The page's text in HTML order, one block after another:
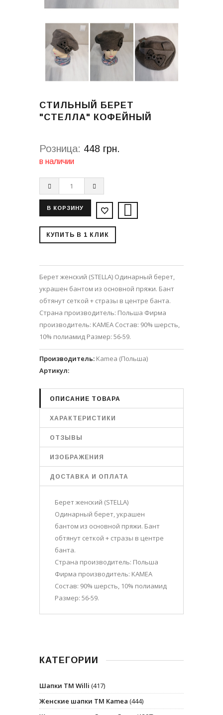
СТИЛЬНЫЙ БЕРЕТ
"СТЕЛЛА" КОФЕЙНЫЙ
Розница: 448 грн.
в наличии
КУПИТЬ В 1 КЛИК
Берет женский (STELLA) Одинарный берет,
украшен бантом из основной пряжи. Бант
обтянут сеткой + стразы в центре банта.
Страна производитель: Польша Фирма
производитель: KAMEA Состав: 90% шерсть,
10% полиамид Размер: 56-59.
Производитель: Kamea (Польша)
Артикул:
ОПИСАНИЕ ТОВАРА
ХАРАКТЕРИСТИКИ
ОТЗЫВЫ
ИЗОБРАЖЕНИЯ
ДОСТАВКА И ОПЛАТА
Берет женский (STELLA)
Одинарный берет, украшен
бантом из основной пряжи. Бант
обтянут сеткой + стразы в центре
банта.
Страна производитель: Польша
Фирма производитель: KAMEA
Состав: 90% шерсть, 10% полиамид
Размер: 56-59.
КАТЕГОРИИ
Шапки ТМ Willi (417)
Женские шапки ТМ Kamea (444)